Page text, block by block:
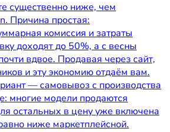
существенно ниже, чем
Причина простая:
комиссия и затраты
доходят до 50%, а с весны
вдвое. Продавая через сайт,
и эту экономию отдаём вам.
— самовывоз с производства
многие модели продаются
остальных в цену уже включена
ниже маркетплейсной.